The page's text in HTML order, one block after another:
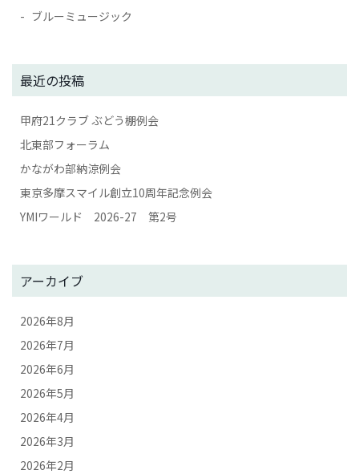
ブルーミュージック
最近の投稿
甲府21クラブ ぶどう棚例会
北東部フォーラム
かながわ部納涼例会
東京多摩スマイル創立10周年記念例会
YMIワールド 2026-27 第2号
アーカイブ
2026年8月
2026年7月
2026年6月
2026年5月
2026年4月
2026年3月
2026年2月